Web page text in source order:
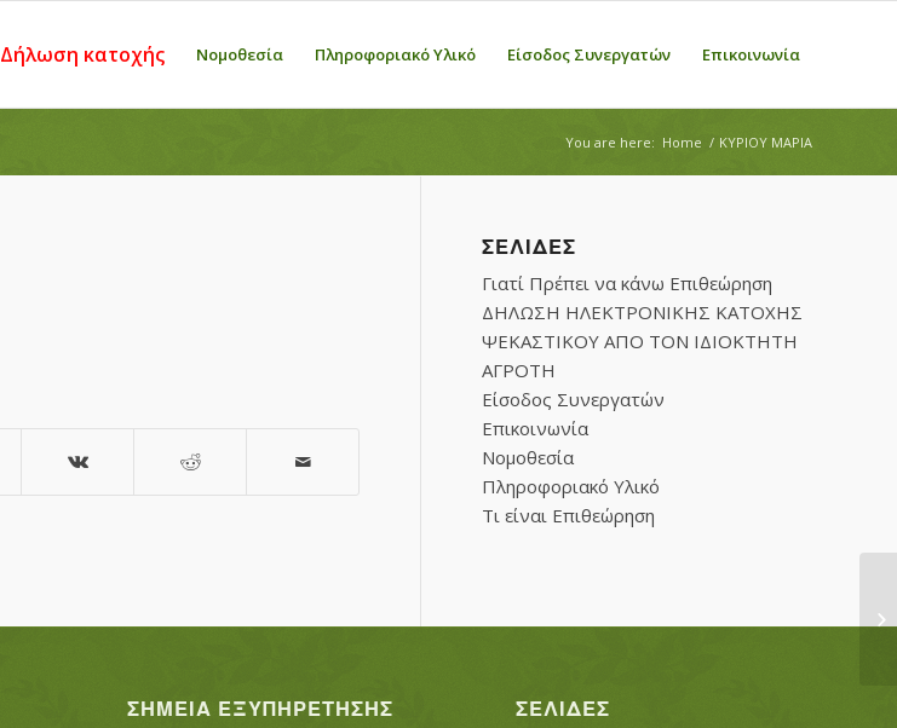
Δήλωση κατοχής Νομοθεσία Πληροφοριακό Υλικό Είσοδος Συνεργατών Επικοινωνία
You are here: Home / ΚΥΡΙΟΥ ΜΑΡΙΑ
ΣΕΛΊΔΕΣ
Γιατί Πρέπει να κάνω Επιθεώρηση
ΔΗΛΩΣΗ ΗΛΕΚΤΡΟΝΙΚΗΣ ΚΑΤΟΧΗΣ
ΨΕΚΑΣΤΙΚΟΥ ΑΠΟ ΤΟΝ ΙΔΙΟΚΤΗΤΗ
ΑΓΡΟΤΗ
Είσοδος Συνεργατών
Επικοινωνία
Νομοθεσία
Πληροφοριακό Υλικό
Τι είναι Επιθεώρηση
ΣΗΜΕΊΑ ΕΞΥΠΗΡΈΤΗΣΗΣ ΣΕΛΊΔΕΣ